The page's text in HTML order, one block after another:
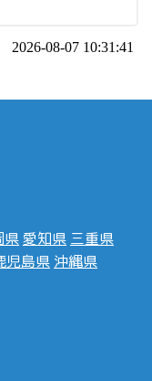
2026-08-07 10:31:41
県愛知県 三重県
児島県 沖縄県